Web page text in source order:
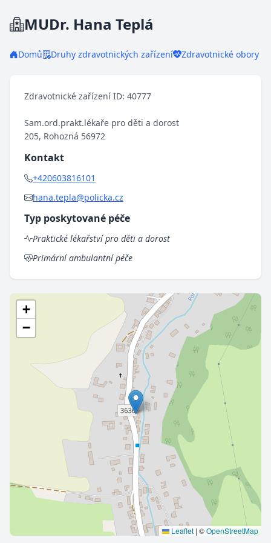
MUDr. Hana Teplá
Domů Druhy zdravotnických zařízení Zdravotnické obory
Zdravotnické zařízení ID: 40777
Sam.ord.prakt.lékaře pro děti a dorost
205, Rohozná 56972
Kontakt
+420603816101
hana.tepla@policka.cz
Typ poskytované péče
Praktické lékařství pro děti a dorost
Primární ambulantní péče
+
−
Leaflet | ©OpenStreetMap